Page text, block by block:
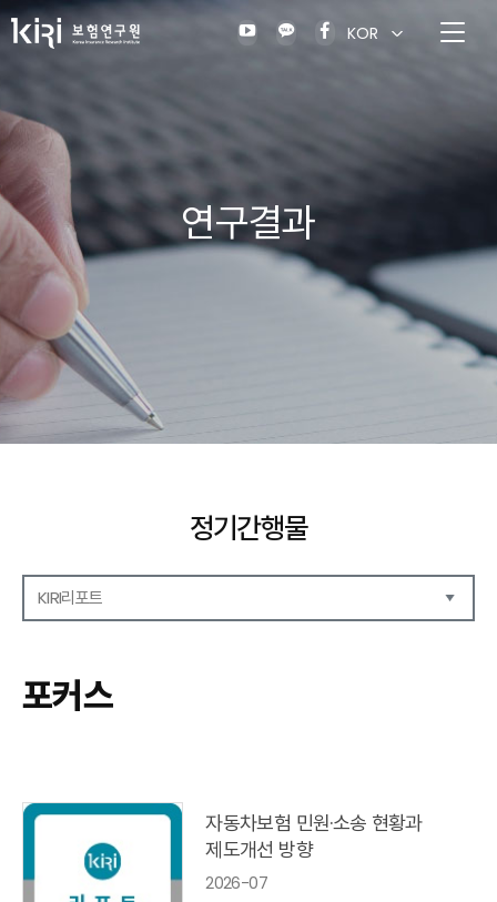
KOR
연구결과
정기간행물
KIRI리포트
보험금융연구
KIRI 리포트
글로벌 이슈
리포트 모음집(종간)
해외학술연구 분석(종간)
포커스
자동차보험 민원·소송 현황과
제도개선 방향
2026-07